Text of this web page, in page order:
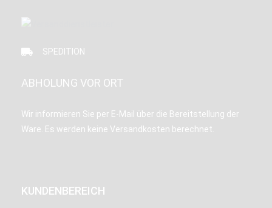
SPEDITION
ABHOLUNG VOR ORT
Wir informieren Sie per E-Mail über die Bereitstellung der
Ware. Es werden keine Versandkosten berechnet.
KUNDENBEREICH